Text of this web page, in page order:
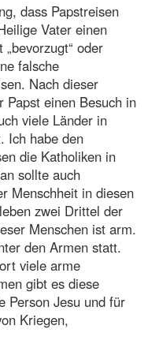
dass Papstreisen
Vater einen
oder
falsche
Nach dieser
Papst einen Besuch in
viele Länder in
Ich habe den
die Katholiken in
sollte auch
Menschheit in diesen
zwei Drittel der
Menschen ist arm.
den Armen statt.
viele arme
gibt es diese
Person Jesu und für
Kriegen,